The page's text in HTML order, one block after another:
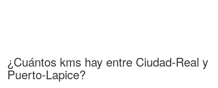
¿Cuántos kms hay entre Ciudad-Real y
Puerto-Lapice?